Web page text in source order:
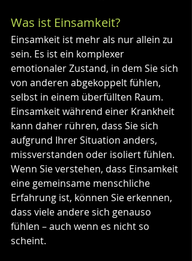
Was ist Einsamkeit?
Einsamkeit ist mehr als nur allein zu
sein. Es ist ein komplexer
emotionaler Zustand, in dem Sie sich
von anderen abgekoppelt fühlen,
selbst in einem überfüllten Raum.
Einsamkeit während einer Krankheit
kann daher rühren, dass Sie sich
aufgrund Ihrer Situation anders,
missverstanden oder isoliert fühlen.
Wenn Sie verstehen, dass Einsamkeit
eine gemeinsame menschliche
Erfahrung ist, können Sie erkennen,
dass viele andere sich genauso
fühlen – auch wenn es nicht so
scheint.